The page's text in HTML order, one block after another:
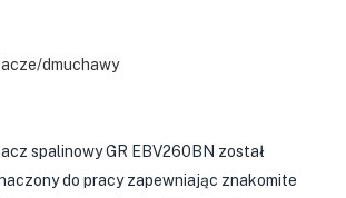
dmuchawy
spalinowy GR EBV260BN został
do pracy zapewniając znakomite